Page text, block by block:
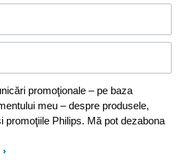
promoţionale – pe baza
meu – despre produsele,
promoţiile Philips. Mă pot dezabona